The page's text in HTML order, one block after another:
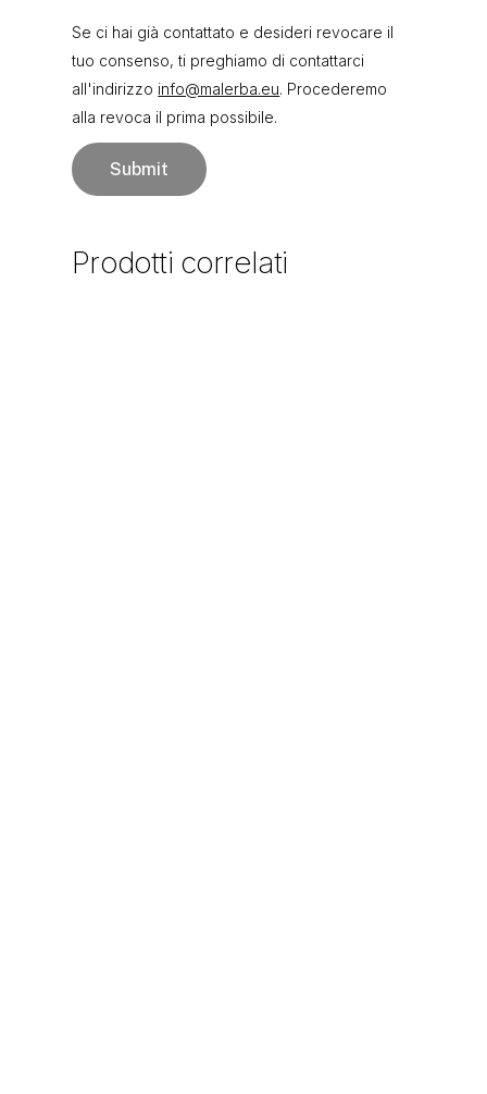
Se ci hai già contattato e desideri revocare il
tuo consenso, ti preghiamo di contattarci
all'indirizzo info@malerba.eu. Procederemo
alla revoca il prima possibile.
Prodotti correlati